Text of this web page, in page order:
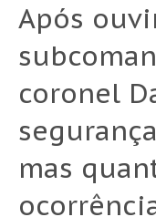
Após
coronel
mas